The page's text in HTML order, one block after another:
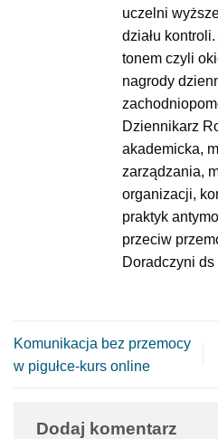
uczelni
działu
tonem czyli
nagrody
Dziennikarz
akademicka,
zarządzania,
organizacji,
praktyk
przeciw
Doradczyni
Komunikacja bez przemocy
w pigułce-kurs online
Dodaj komentarz